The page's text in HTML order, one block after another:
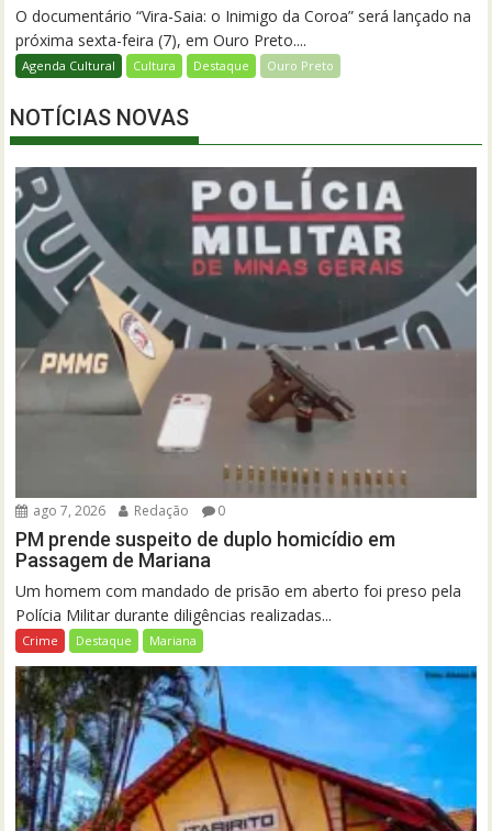
O documentário “Vira-Saia: o Inimigo da Coroa” será lançado na
próxima sexta-feira (7), em Ouro Preto....
Agenda Cultural Cultura Destaque Ouro Preto
NOTÍCIAS NOVAS
ago 7, 2026 Redação 0
PM prende suspeito de duplo homicídio em
Passagem de Mariana
Um homem com mandado de prisão em aberto foi preso pela
Polícia Militar durante diligências realizadas...
Crime Destaque Mariana